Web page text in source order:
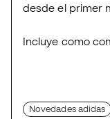
desde el primer
Incluye como
Novedades adidas